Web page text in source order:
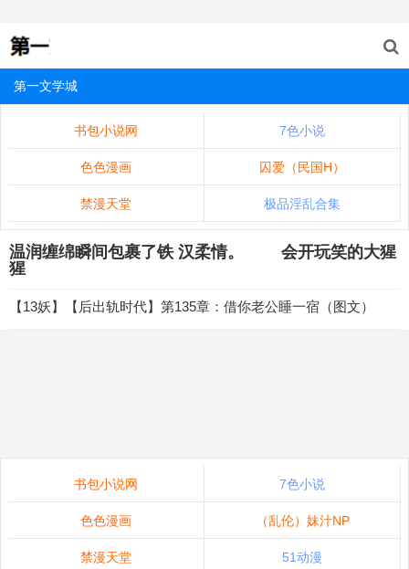
第一文学城
书包小说网 7色小说
色色漫画 囚爱（民国H）
禁漫天堂 极品淫乱合集
温润缠绵瞬间包裹了铁 汉柔情。 会开玩笑的大猩
猩
【13妖】【后出轨时代】第135章：借你老公睡一宿（图文）
书包小说网 7色小说
色色漫画 （乱伦）妹汁NP
禁漫天堂 51动漫